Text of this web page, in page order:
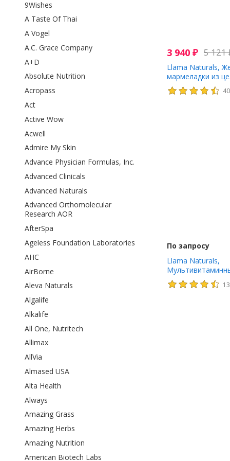
9Wishes
A Taste Of Thai
A Vogel
A.C. Grace Company
A+D
Absolute Nutrition
Acropass
Act
Active Wow
Acwell
Admire My Skin
Advance Physician Formulas, Inc.
Advanced Clinicals
Advanced Naturals
Advanced Orthomolecular
Research AOR
AfterSpa
Ageless Foundation Laboratories
AHC
AirBorne
Aleva Naturals
Algalife
Alkalife
All One, Nutritech
Allimax
AllVia
Almased USA
Alta Health
Always
Amazing Grass
Amazing Herbs
Amazing Nutrition
American Biotech Labs
3 940 ₽ 5 121
Llama Naturals,
мармеладки из
с пребиотиками
персик и манго, 40
По запросу
Llama Naturals,
мармеладки на
основе, со
13